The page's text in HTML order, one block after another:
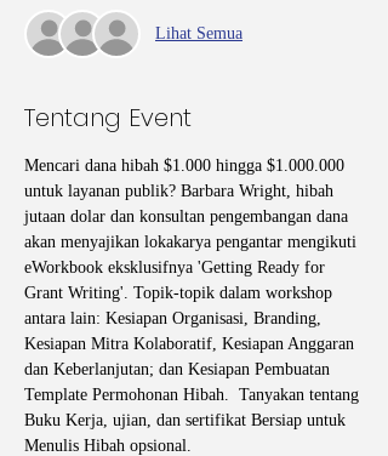
Lihat Semua
Tentang Event
Mencari dana hibah $1.000 hingga $1.000.000
untuk layanan publik? Barbara Wright, hibah
jutaan dolar dan konsultan pengembangan dana
akan menyajikan lokakarya pengantar mengikuti
eWorkbook eksklusifnya 'Getting Ready for
Grant Writing'. Topik-topik dalam workshop
antara lain: Kesiapan Organisasi, Branding,
Kesiapan Mitra Kolaboratif, Kesiapan Anggaran
dan Keberlanjutan; dan Kesiapan Pembuatan
Template Permohonan Hibah.  Tanyakan tentang
Buku Kerja, ujian, dan sertifikat Bersiap untuk
Menulis Hibah opsional.